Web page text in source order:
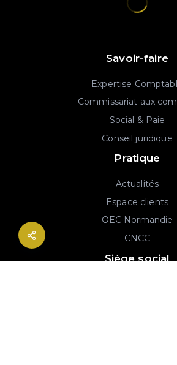
Savoir-faire
Expertise
Commissariat aux
Social & Paie
Conseil juridique
Pratique
Actualités
Espace clients
OEC Normandie
CNCC
Siége social